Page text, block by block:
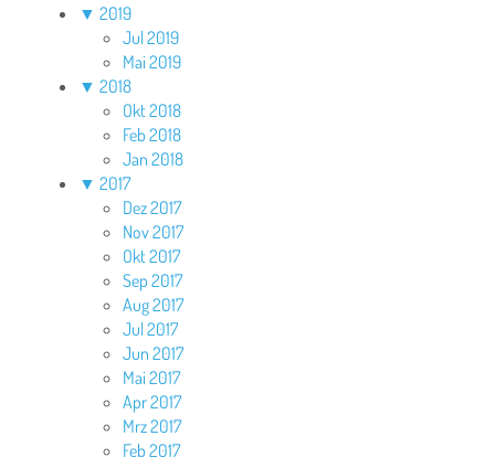
▼ 2019
Jul 2019
Mai 2019
▼ 2018
Okt 2018
Feb 2018
Jan 2018
▼ 2017
Dez 2017
Nov 2017
Okt 2017
Sep 2017
Aug 2017
Jul 2017
Jun 2017
Mai 2017
Apr 2017
Mrz 2017
Feb 2017